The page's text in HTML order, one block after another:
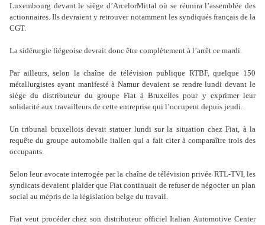
Luxembourg devant le siège d’ArcelorMittal où se réunira l’assemblée des
actionnaires. Ils devraient y retrouver notamment les syndiqués français de la
CGT.
La sidérurgie liégeoise devrait donc être complètement à l’arrêt ce mardi.
Par ailleurs, selon la chaîne de télévision publique RTBF, quelque 150
métallurgistes ayant manifesté à Namur devaient se rendre lundi devant le
siège du distributeur du groupe Fiat à Bruxelles pour y exprimer leur
solidarité aux travailleurs de cette entreprise qui l’occupent depuis jeudi.
Un tribunal bruxellois devait statuer lundi sur la situation chez Fiat, à la
requête du groupe automobile italien qui a fait citer à comparaître trois des
occupants.
Selon leur avocate interrogée par la chaîne de télévision privée RTL-TVI, les
syndicats devaient plaider que Fiat continuait de refuser de négocier un plan
social au mépris de la législation belge du travail.
Fiat veut procéder chez son distributeur officiel Italian Automotive Center